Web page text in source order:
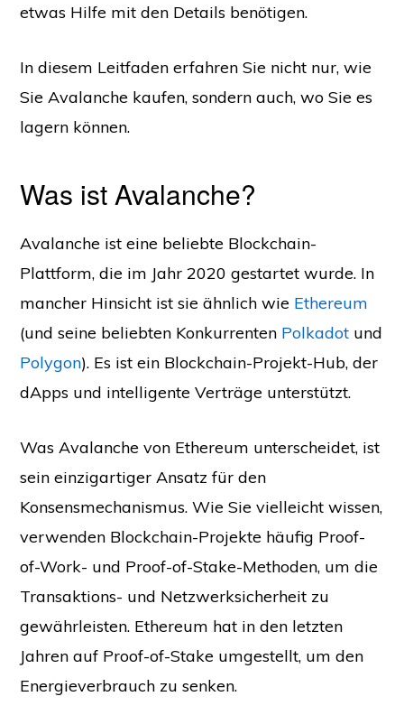
etwas Hilfe mit den Details benötigen.
In diesem Leitfaden erfahren Sie nicht nur, wie
Sie Avalanche kaufen, sondern auch, wo Sie es
lagern können.
Was ist Avalanche?
Avalanche ist eine beliebte Blockchain-
Plattform, die im Jahr 2020 gestartet wurde. In
mancher Hinsicht ist sie ähnlich wie Ethereum
(und seine beliebten Konkurrenten Polkadot und
Polygon). Es ist ein Blockchain-Projekt-Hub, der
dApps und intelligente Verträge unterstützt.
Was Avalanche von Ethereum unterscheidet, ist
sein einzigartiger Ansatz für den
Konsensmechanismus. Wie Sie vielleicht wissen,
verwenden Blockchain-Projekte häufig Proof-
of-Work- und Proof-of-Stake-Methoden, um die
Transaktions- und Netzwerksicherheit zu
gewährleisten. Ethereum hat in den letzten
Jahren auf Proof-of-Stake umgestellt, um den
Energieverbrauch zu senken.